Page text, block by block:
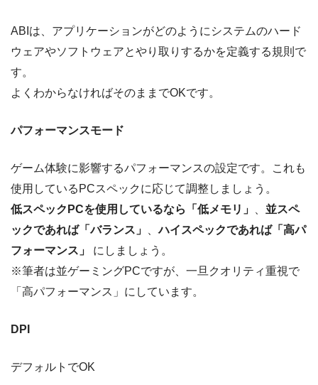
ABIは、アプリケーションがどのようにシステムのハード
ウェアやソフトウェアとやり取りするかを定義する規則で
す。
よくわからなければそのままでOKです。
パフォーマンスモード
ゲーム体験に影響するパフォーマンスの設定です。これも
使用しているPCスペックに応じて調整しましょう。
低スペックPCを使用しているなら「低メモリ」
並スペ
ックであれば「バランス」
、ハイスペックであれば「高パ
フォーマンス」
にしましょう。
※筆者は並ゲーミングPCですが、一旦クオリティ重視で
「高パフォーマンス」にしています。
DPI
デフォルトでOK